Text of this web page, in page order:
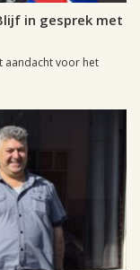
in gesprek met
aandacht voor het